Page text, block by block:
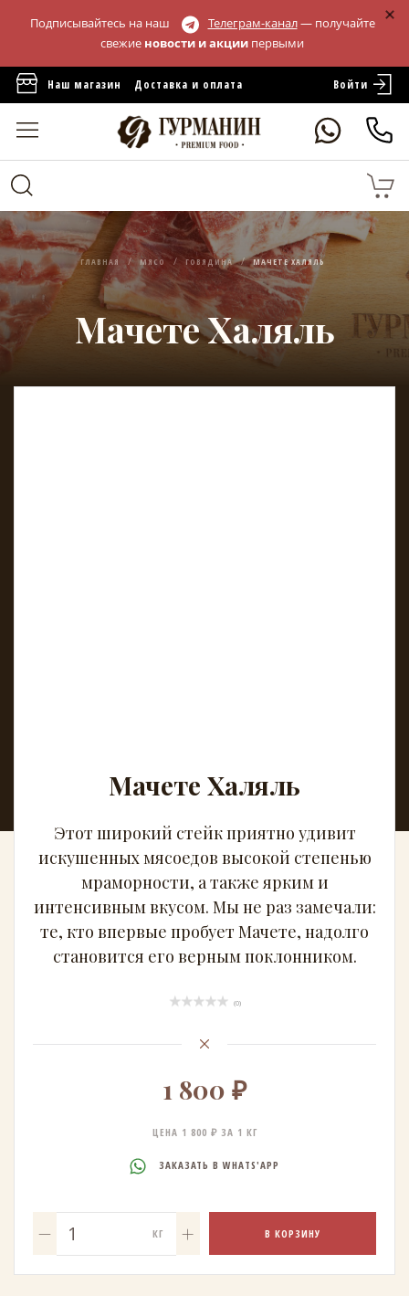
Подписывайтесь на наш Телеграм-канал— получайте
свежие новости и акции первыми
Наш магазин Доставка и оплата Войти
ГЛАВНАЯ МЯСО ГОВЯДИНА МАЧЕТЕ ХАЛЯЛЬ
Мачете Халяль
Мачете Халяль
Этот широкий стейк приятно удивит
искушенных мясоедов высокой степенью
мраморности, а также ярким и
интенсивным вкусом. Мы не раз замечали:
те, кто впервые пробует Мачете, надолго
становится его верным поклонником.
(0)
1 800 ₽
ЦЕНА 1 800 ₽ ЗА 1 КГ
ЗАКАЗАТЬ В WHATS'APP
КГ В КОРЗИНУ